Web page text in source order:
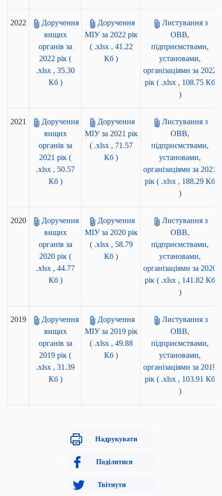
2022
Доручення
вищих
органів за
2022 рік (
.xlsx , 35.30
Кб )
Доручення
МІУ за 2022 рік
( .xlsx , 41.22
Кб )
Листування з
ОВВ,
підприємствами,
установами,
організаціями за 2022
рік ( .xlsx , 108.75 Кб
)
2021
Доручення
вищих
органів за
2021 рік (
.xlsx , 50.57
Кб )
Доручення
МІУ за 2021 рік
( .xlsx , 71.57
Кб )
Листування з
ОВВ,
підприємствами,
установами,
організаціями за 2021
рік ( .xlsx , 188.29 Кб
)
2020
Доручення
вищих
органів за
2020 рік (
.xlsx , 44.77
Кб )
Доручення
МІУ за 2020 рік
( .xlsx , 58.79
Кб )
Листування з
ОВВ,
підприємствами,
установами,
організаціями за 2020
рік ( .xlsx , 141.82 Кб
)
2019
Доручення
вищих
органів за
2019 рік (
.xlsx , 31.39
Кб )
Доручення
МІУ за 2019 рік
( .xlsx , 49.88
Кб )
Листування з
ОВВ,
підприємствами,
установами,
організаціями за 2019
рік ( .xlsx , 103.91 Кб
)
Надрукувати
Поділитися
Твітнути